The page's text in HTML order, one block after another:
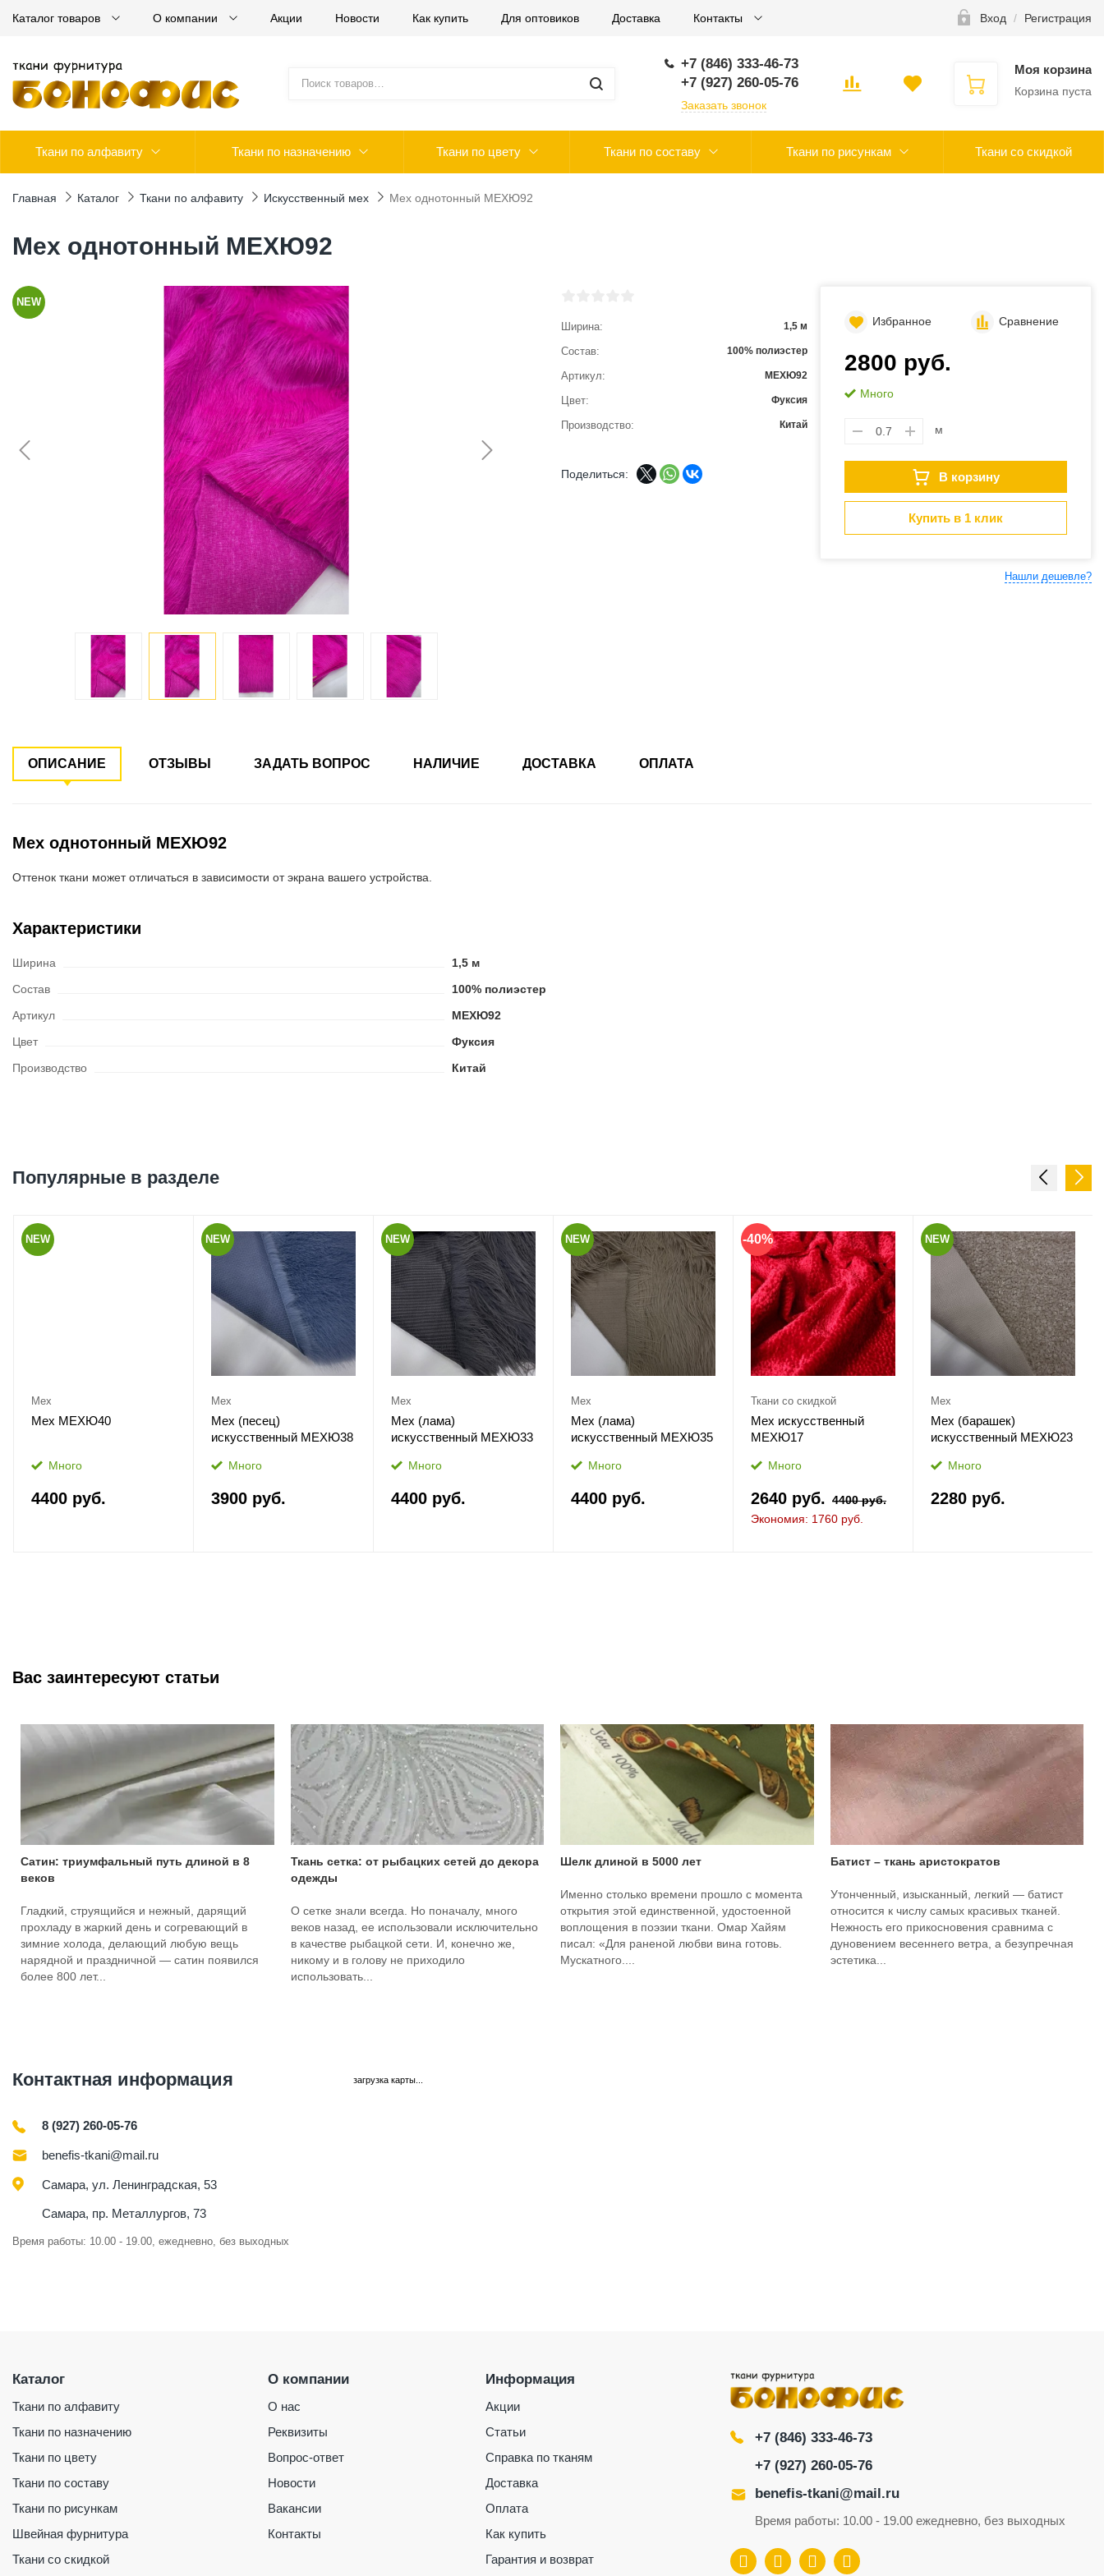
Каталог товаров О компании Акции Новости Как купить Для оптовиков Доставка Контакты Вход / Регистрация
+7 (846) 333-46-73
+7 (927) 260-05-76
Заказать звонок
Моя корзина
Корзина пуста
Ткани по алфавиту Ткани по назначению Ткани по цвету Ткани по составу Ткани по рисункам Ткани со скидкой
Главная Каталог Ткани по алфавиту Искусственный мех Мех однотонный МЕХЮ92
Мех однотонный МЕХЮ92
NEW
Ширина
1,5 м
Состав 100% полиэстер
Артикул МЕХЮ92
Цвет Фуксия
Производство Китай
Поделиться:
Избранное Сравнение
2800 руб.
Много
м
В корзину
Купить в 1 клик
Нашли дешевле?
ОПИСАНИЕ ОТЗЫВЫ ЗАДАТЬ ВОПРОС НАЛИЧИЕ ДОСТАВКА ОПЛАТА
Мех однотонный МЕХЮ92
Оттенок ткани может отличаться в зависимости от экрана вашего устройства.
Характеристики
Ширина
1,5 м
Состав
100% полиэстер
Артикул
МЕХЮ92
Цвет
Фуксия
Производство
Китай
Популярные в разделе
NEW
Мех
Мех МЕХЮ40
Много
4400 руб.
NEW
Мех
Мех (песец)
искусственный МЕХЮ38
Много
3900 руб.
NEW
Мех
Мех (лама)
искусственный МЕХЮ33
Много
4400 руб.
NEW
Мех
Мех (лама)
искусственный МЕХЮ35
Много
4400 руб.
-40%
Ткани со скидкой
Мех искусственный
МЕХЮ17
Много
2640 руб. 4400 руб.
Экономия: 1760 руб.
NEW
Мех
Мех (барашек)
искусственный МЕХЮ23
Много
2280 руб.
Вас заинтересуют статьи
Сатин: триумфальный путь длиной в 8
веков
Гладкий, струящийся и нежный, дарящий
прохладу в жаркий день и согревающий в
зимние холода, делающий любую вещь
нарядной и праздничной — сатин появился
более 800 лет...
Ткань сетка: от рыбацких сетей до декора
одежды
О сетке знали всегда. Но поначалу, много
веков назад, ее использовали исключительно
в качестве рыбацкой сети. И, конечно же,
никому и в голову не приходило
использовать...
Шелк длиной в 5000 лет
Именно столько времени прошло с момента
открытия этой единственной, удостоенной
воплощения в поэзии ткани. Омар Хайям
писал: «Для раненой любви вина готовь.
Мускатного....
Батист – ткань аристократов
Утонченный, изысканный, легкий — батист
относится к числу самых красивых тканей.
Нежность его прикосновения сравнима с
дуновением весеннего ветра, а безупречная
эстетика...
Контактная информация
8 (927) 260-05-76
benefis-tkani@mail.ru
Самара, ул. Ленинградская, 53
Самара, пр. Металлургов, 73
Время работы: 10.00 - 19.00, ежедневно, без выходных
загрузка карты...
Каталог
Ткани по алфавиту
Ткани по назначению
Ткани по цвету
Ткани по составу
Ткани по рисункам
Швейная фурнитура
Ткани со скидкой
О компании
О нас
Реквизиты
Вопрос-ответ
Новости
Вакансии
Контакты
Информация
Акции
Статьи
Справка по тканям
Доставка
Оплата
Как купить
Гарантия и возврат
+7 (846) 333-46-73
+7 (927) 260-05-76
benefis-tkani@mail.ru
Время работы: 10.00 - 19.00 ежедневно, без выходных